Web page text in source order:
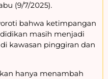
(9/7/2025).
bahwa ketimpangan
masih menjadi
kawasan pinggiran dan
hanya menambah